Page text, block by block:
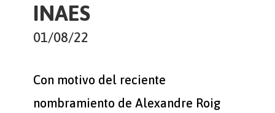
INAES
01/08/22
Con motivo del reciente
nombramiento de Alexandre Roig